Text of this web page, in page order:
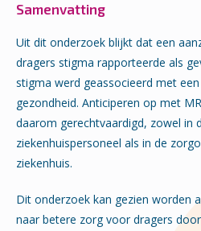
Samenvatting
Uit dit onderzoek blijkt dat een
dragers stigma rapporteerde als
stigma werd geassocieerd met
gezondheid. Anticiperen op met
daarom gerechtvaardigd, zowel in
ziekenhuispersoneel als in de
ziekenhuis.
Dit onderzoek kan gezien worden
naar betere zorg voor dragers